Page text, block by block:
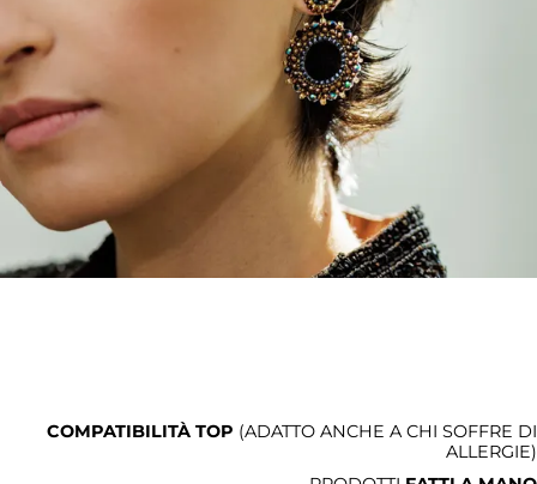
COMPATIBILITÀ TOP (ADATTO ANCHE A CHI SOFFRE DI
ALLERGIE)